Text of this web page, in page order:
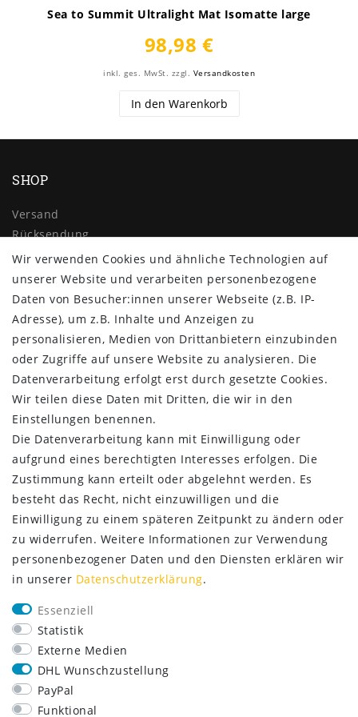
Sea to Summit Ultralight Mat Isomatte large
98,98 €
inkl. ges. MwSt. zzgl. Versandkosten
In den Warenkorb
SHOP
Versand
Rücksendung
Widerrufs­recht
Impressum
Daten­schutz­erklärung
AGB
Kontakt
ZAHLUNG & VERSAND
SERVICE
Lieferung nur 2,95 €
Rücksendung kostenfrei
14 Tage Rückgaberecht
Kurze Lieferzeit
FOLGE UNS
Wir verwenden Cookies und ähnliche Technologien auf
unserer Website und verarbeiten personenbezogene
Daten von Besucher:innen unserer Webseite (z.B. IP-
Adresse), um z.B. Inhalte und Anzeigen zu
personalisieren, Medien von Drittanbietern einzubinden
oder Zugriffe auf unsere Website zu analysieren. Die
Datenverarbeitung erfolgt erst durch gesetzte Cookies.
Wir teilen diese Daten mit Dritten, die wir in den
Einstellungen benennen.
Die Datenverarbeitung kann mit Einwilligung oder
aufgrund eines berechtigten Interesses erfolgen. Die
Zustimmung kann erteilt oder abgelehnt werden. Es
besteht das Recht, nicht einzuwilligen und die
Einwilligung zu einem späteren Zeitpunkt zu ändern oder
zu widerrufen. Weitere Informationen zur Verwendung
personenbezogener Daten und den Diensten erklären wir
in unserer Daten­schutz­erklärung.
Essenziell
Statistik
Externe Medien
DHL Wunschzustellung
PayPal
Funktional